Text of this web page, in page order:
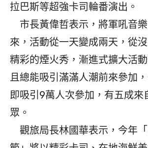
拉巴斯等超強卡司輪番演出。
市長黃偉哲表示，將軍吼音
來，活動從一天變成兩天，從
精彩的煙火秀，漸進式擴大活
且總能吸引滿滿人潮前來參加
即吸引9萬人次參加，有五成來
眾。
觀旅局長林國華表示，今年